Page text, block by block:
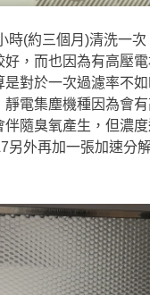
時(約三個月)清洗一
好，而也因為有高壓
對於一次過濾率不
靜電集塵機種因為會
伴隨臭氧產生，但濃
另外再加一張加速分